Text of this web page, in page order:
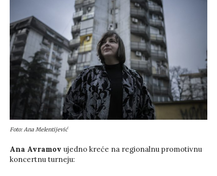
Foto: Ana Melentijević
Ana Avramov ujedno kreće na regionalnu promotivnu
koncertnu turneju: